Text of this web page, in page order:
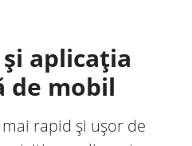
aplicația
de mobil
mai rapid și ușor de